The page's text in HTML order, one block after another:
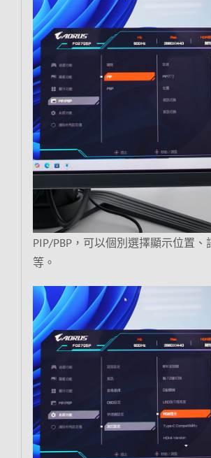
PIP/PBP，可以個別選擇顯示位置、
等。